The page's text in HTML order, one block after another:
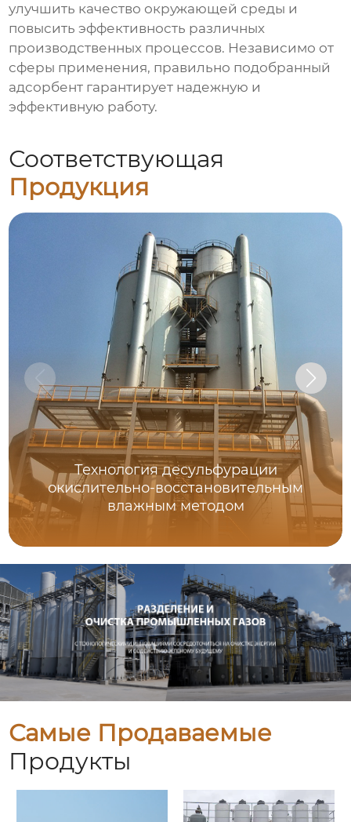
улучшить качество окружающей среды и
повысить эффективность различных
производственных процессов. Независимо от
сферы применения, правильно подобранный
адсорбент гарантирует надежную и
эффективную работу.
Соответствующая
Продукция
Технология десульфурации
окислительно-восстановительным
влажным методом
Самые Продаваемые
Продукты